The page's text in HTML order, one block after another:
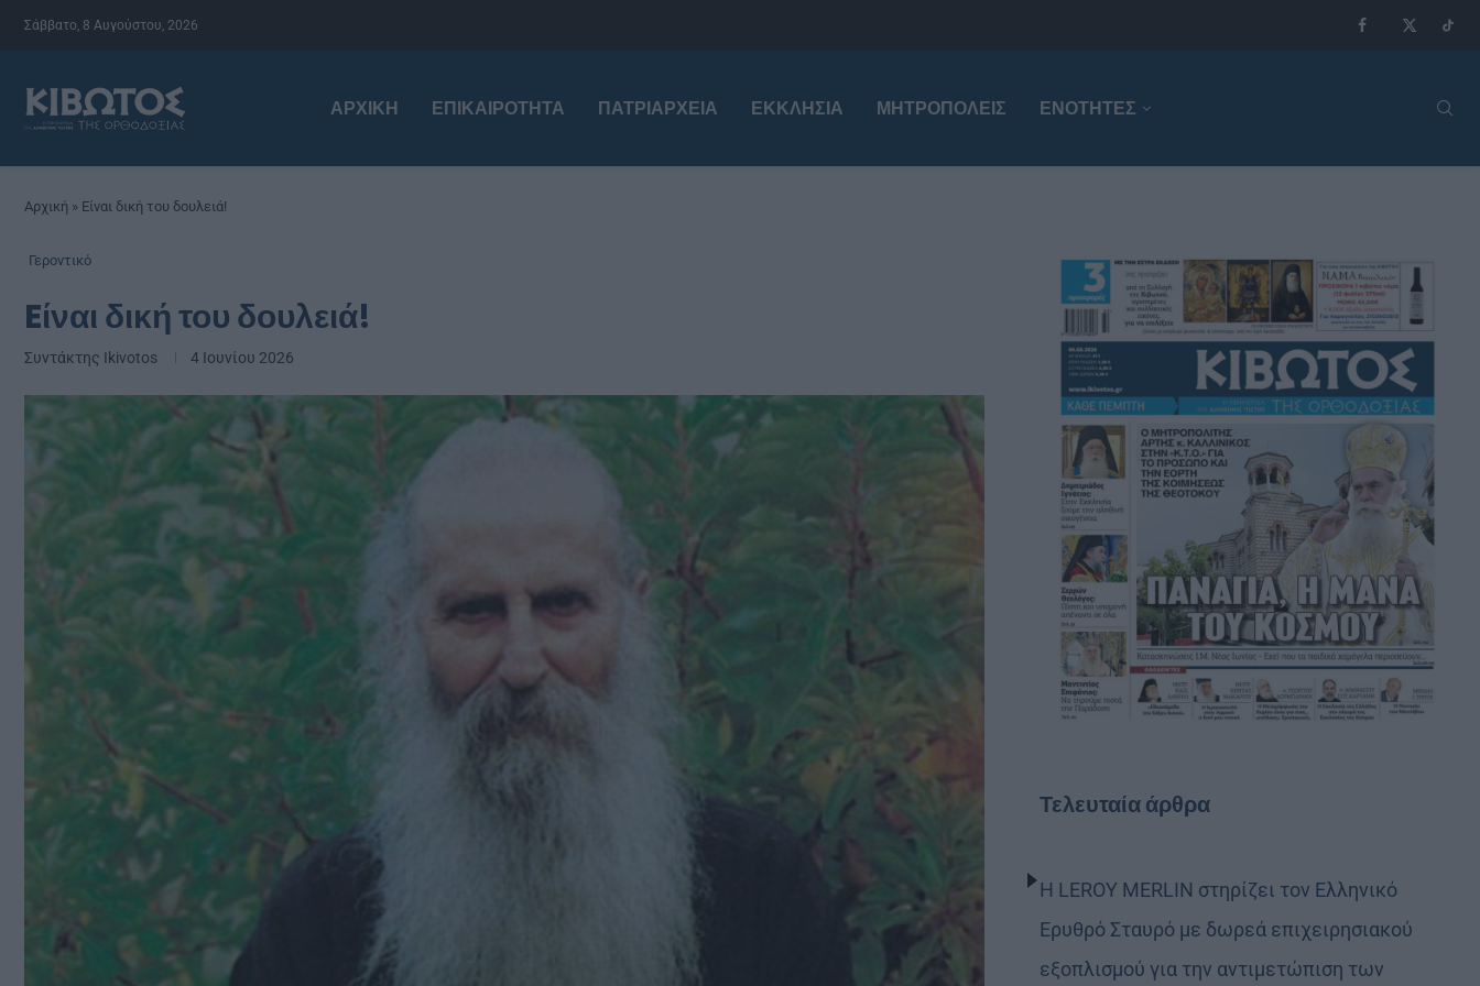
Σάββατο, 8 Αυγούστου, 2026
ΑΡΧΙΚΉ ΕΠΙΚΑΙΡΌΤΗΤΑ ΠΑΤΡΙΑΡΧΕΊΑ ΕΚΚΛΗΣΊΑ ΜΗΤΡΟΠΌΛΕΙΣ ΕΝΟΤΗΤΕΣ
Αρχική » Eίναι δική του δουλειά!
Γεροντικό
Eίναι δική του δουλειά!
Συντάκτης Ikivotos 4 Ιουνίου 2026
Τελευταία άρθρα
Η LEROY MERLIN στηρίζει τον Ελληνικό
Ερυθρό Σταυρό με δωρεά επιχειρησιακού
εξοπλισμού για την αντιμετώπιση των